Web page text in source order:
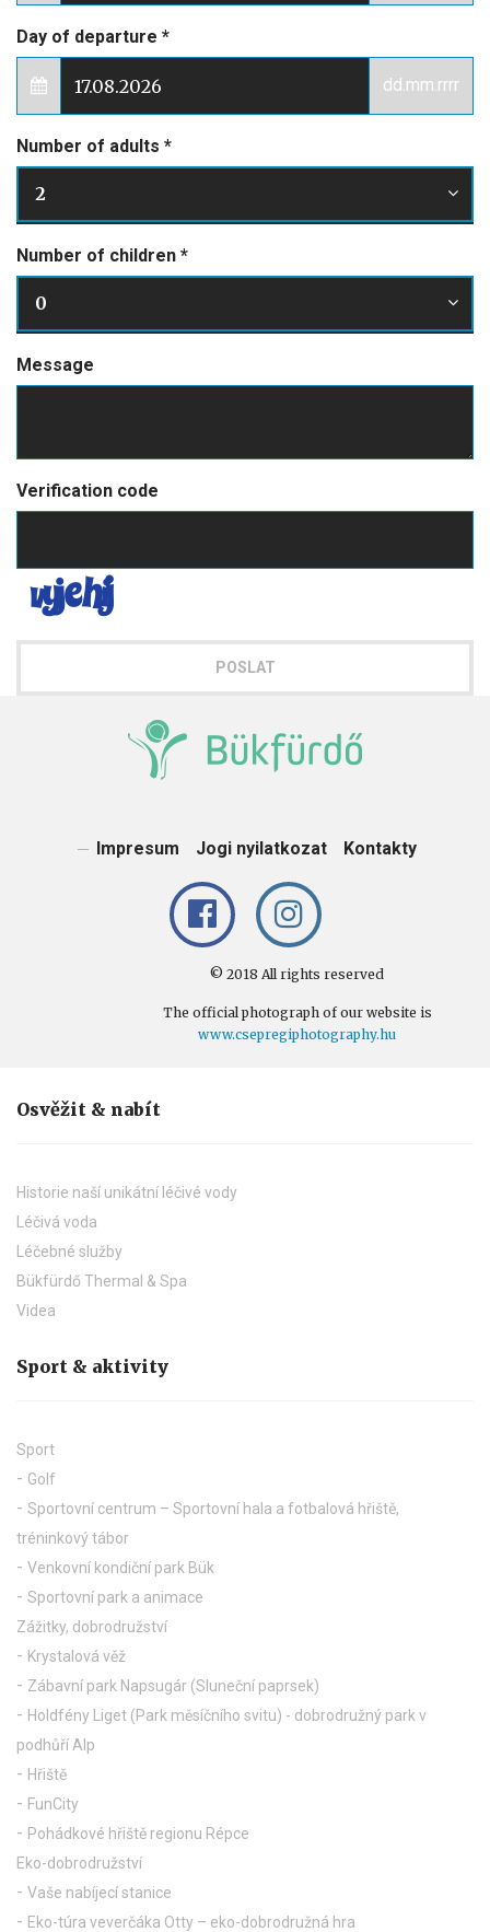
Day of departure *
dd.mm.rrrr
Number of adults *
2
Number of children *
0
Message
Verification code
POSLAT
Impresum Jogi nyilatkozat Kontakty
© 2018 All rights reserved
The official photograph of our website is
www.csepregiphotography.hu
Osvěžit & nabít
Historie naší unikátní léčivé vody
Léčivá voda
Léčebné služby
Bükfürdő Thermal & Spa
Videa
Sport & aktivity
Sport
Golf
Sportovní centrum – Sportovní hala a fotbalová hřiště,
tréninkový tábor
Venkovní kondiční park Bük
Sportovní park a animace
Zážitky, dobrodružství
Krystalová věž
Zábavní park Napsugár (Sluneční paprsek)
Holdfény Liget (Park měsíčního svitu) - dobrodružný park v
podhůří Alp
Hřiště
FunCity
Pohádkové hřiště regionu Répce
Eko-dobrodružství
Vaše nabíjecí stanice
Eko-túra veverčáka Otty – eko-dobrodružná hra